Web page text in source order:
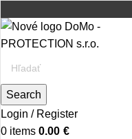
Search
Login / Register
0 items 0.00 €